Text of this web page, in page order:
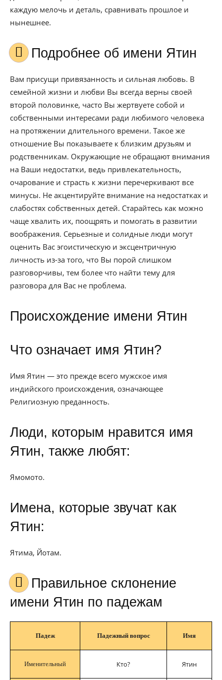
каждую мелочь и деталь, сравнивать прошлое и
нынешнее.
Подробнее об имени Ятин
Вам присущи привязанность и сильная любовь. В
семейной жизни и любви Вы всегда верны своей
второй половинке, часто Вы жертвуете собой и
собственными интересами ради любимого человека
на протяжении длительного времени. Такое же
отношение Вы показываете к близким друзьям и
родственникам. Окружающие не обращают внимания
на Ваши недостатки, ведь привлекательность,
очарование и страсть к жизни перечеркивают все
минусы. Не акцентируйте внимание на недостатках и
слабостях собственных детей. Старайтесь как можно
чаще хвалить их, поощрять и помогать в развитии
воображения. Серьезные и солидные люди могут
оценить Вас эгоистическую и эксцентричную
личность из-за того, что Вы порой слишком
разговорчивы, тем более что найти тему для
разговора для Вас не проблема.
Происхождение имени Ятин
Что означает имя Ятин?
Имя Ятин — это прежде всего мужское имя
индийского происхождения, означающее
Религиозную преданность.
Люди, которым нравится имя
Ятин, также любят:
Ямомото.
Имена, которые звучат как
Ятин:
Ятима, Йотам.
Правильное склонение
имени Ятин по падежам
Падеж Падежный вопрос Имя
Именительный Кто? Ятин